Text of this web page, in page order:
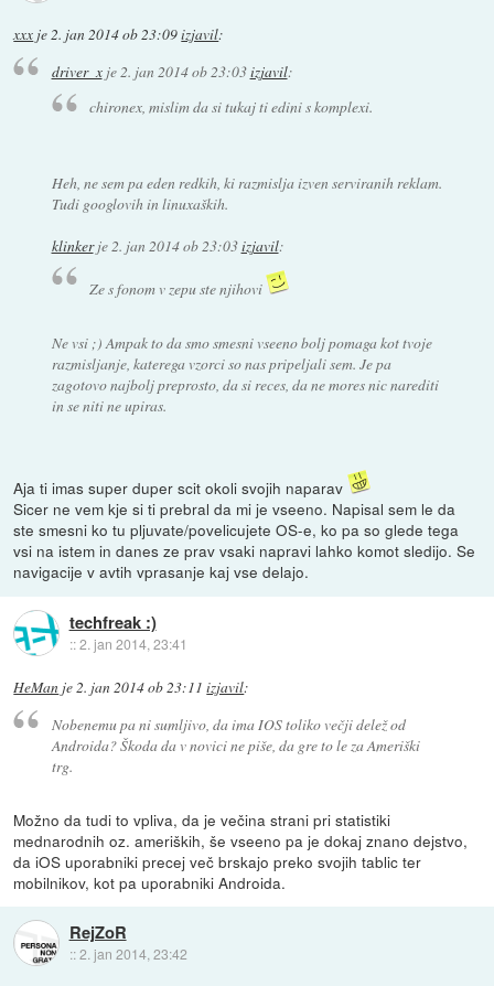
xxx je2. jan 2014 ob 23:09izjavil:
driver_xje 2. jan 2014 ob 23:03izjavil:
chironex, mislim da si tukaj ti edini s komplexi.
Heh, ne sem pa eden redkih, ki razmislja izven serviranih reklam.
Tudi googlovih in linuxaških.
klinkerje 2. jan 2014 ob 23:03izjavil:
Ze s fonom v zepu ste njihovi
Ne vsi ;) Ampak to da smo smesni vseeno bolj pomaga kot tvoje
razmisljanje, katerega vzorci so nas pripeljali sem. Je pa
zagotovo najbolj preprosto, da si reces, da ne mores nic narediti
in se niti ne upiras.
Aja ti imas super duper scit okoli svojih naparav
Sicer ne vem kje si ti prebral da mi je vseeno. Napisal sem le da
ste smesni ko tu pljuvate/povelicujete OS-e, ko pa so glede tega
vsi na istem in danes ze prav vsaki napravi lahko komot sledijo. Se
navigacije v avtih vprasanje kaj vse delajo.
techfreak :)
::2. jan 2014, 23:41
HeMan je2. jan 2014 ob 23:11 izjavil:
Nobenemu pa ni sumljivo, da ima IOS toliko večji delež od
Androida? Škoda da v novici ne piše, da gre to le za Ameriški
trg.
Možno da tudi to vpliva, da je večina strani pri statistiki
mednarodnih oz. ameriških, še vseeno pa je dokaj znano dejstvo,
da iOS uporabniki precej več brskajo preko svojih tablic ter
mobilnikov, kot pa uporabniki Androida.
RejZoR
::2. jan 2014, 23:42